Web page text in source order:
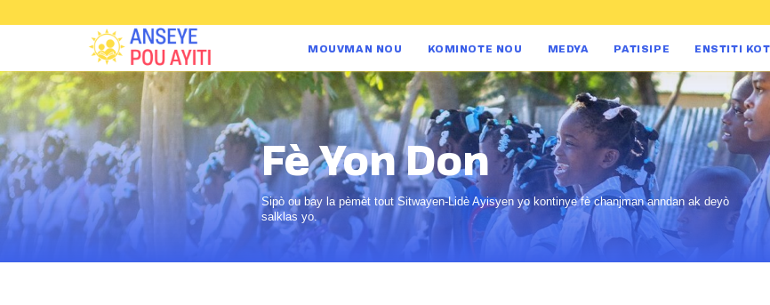
MOUVMAN NOU KOMINOTE NOU MEDYA PATISIPE ENSTITI
Fè Yon Don
Sipò ou bay la pèmèt tout Sitwayen-Lidè Ayisyen yo kontinye fè chanjman anndan ak deyò
salklas yo.